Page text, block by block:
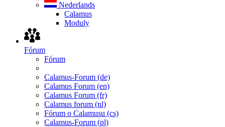
Nederlands
Calamus
Moduly
Fórum
Fórum
Calamus-Forum (de)
Calamus Forum (en)
Calamus Forum (fr)
Calamus forum (nl)
Fórum o Calamusu (cs)
Calamus-Forum (pl)